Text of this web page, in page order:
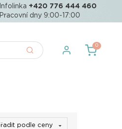
Infolinka +420 776 444 460
Pracovní dny 9:00-17:00
0